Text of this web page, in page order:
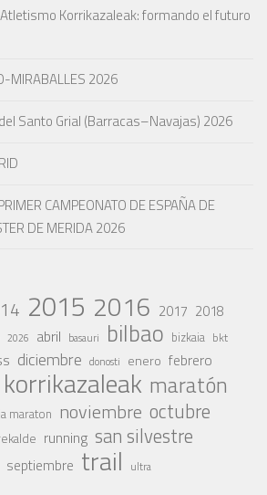
Korrikazaleak: formando el futuro
MIRABALLES 2026
Santo Grial (Barracas–Navajas) 2026
CAMPEONATO DE ESPAÑA DE
DE MERIDA 2026
2015 2016 2017 2018
2026 abril basauri bilbao bizkaia bkt
diciembre donosti enero febrero
korrikazaleak maratón
maraton noviembre octubre
running san silvestre
septiembre trail ultra